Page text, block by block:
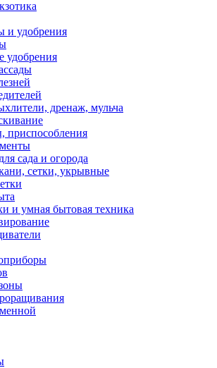
и удобрения
удобрения
дренаж, мульча
приспособления
сада и огорода
сетки, укрывные
и умная бытовая техника